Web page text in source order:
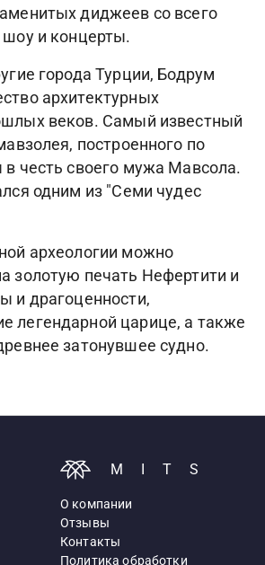
диджеев со всего
и концерты.
города Турции, Бодрум
архитектурных
веков. Самый известный
построенного по
в честь своего мужа Мавсола.
одним из "Семи чудес
археологии можно
золотую печать Нефертити и
и драгоценности,
легендарной царице, а также
затонувшее судно.
MITS
О компании
Отзывы
Контакты
Политика обработки